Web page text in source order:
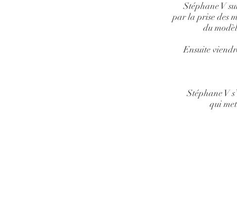
Stéphane V
par la prise des
du
Ensuite
Stéphane V
qui